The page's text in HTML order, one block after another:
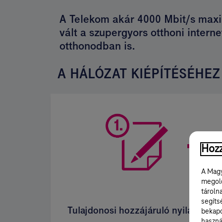
A Telekom akár 4000 Mbit/s
vált a szupergyors otthoni
otthonodban is.
A HÁLÓZAT
Tulajdonosi hozzájáruló nyilatkozat
A